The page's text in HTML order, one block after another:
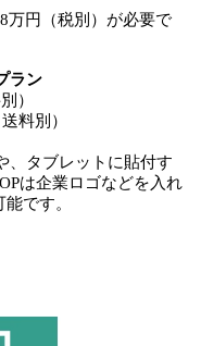
万円（税別）が必要で
ラン
）
料別）
、タブレットに貼付す
は企業ロゴなどを入れ
です。